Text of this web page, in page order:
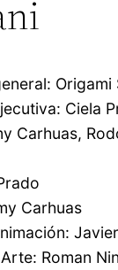
Origami
Ciela
Carhuas,
Carhuas
Roman